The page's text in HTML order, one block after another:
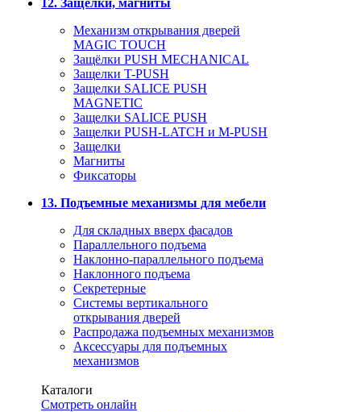
12. Защелки, магниты
Механизм открывания дверей
MAGIC TOUCH
Защёлки PUSH MECHANICAL
Защелки T-PUSH
Защелки SALICE PUSH
MAGNETIC
Защелки SALICE PUSH
Защелки PUSH-LATCH и M-PUSH
Защелки
Магниты
Фиксаторы
13. Подъемные механизмы для мебели
Для складных вверх фасадов
Параллельного подъема
Наклонно-параллельного подъема
Наклонного подъема
Секретерные
Системы вертикального
открывания дверей
Распродажа подъемных механизмов
Аксессуары для подъемных
механизмов
Каталоги
Смотреть онлайн